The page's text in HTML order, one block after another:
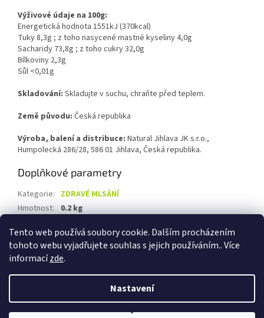
Tento web používá soubory cookie. Dalším procházením
tohoto webu vyjadřujete souhlas s jejich používáním.. Více
informacízde.
Nastavení
Výživové údaje na 100g:
Energetická hodnota 1551kJ (370kcal)
Tuky 8,3g ; z toho nasycené mastné kyseliny 4,0g
Sacharidy 73,8g ; z toho cukry 32,0g
Bílkoviny 2,3g
Sůl <0,01g
Skladování: Skladujte v suchu, chraňte před teplem.
Země původu: Česká republika
Výroba, balení a distribuce: Natural Jihlava JK s.r.o.,
Humpolecká 286/28, 586 01 Jihlava, Česká republika.
Doplňkové parametry
Kategorie: ZDRAVÉ MLSÁNÍ
Hmotnost: 0.2 kg